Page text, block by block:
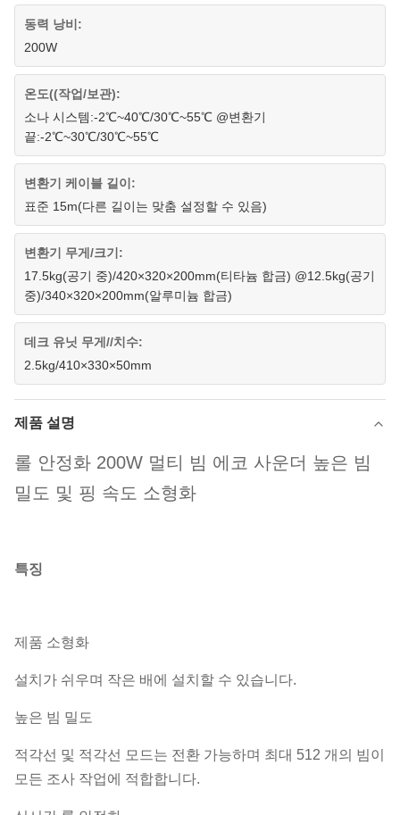
동력 낭비:
200W
온도((작업/보관):
소나 시스템:-2℃~40℃/30℃~55℃ @변환기
끝:-2℃~30℃/30℃~55℃
변환기 케이블 길이:
표준 15m(다른 길이는 맞춤 설정할 수 있음)
변환기 무게/크기:
17.5kg(공기 중)/420×320×200mm(티타늄 합금) @12.5kg(공기
중)/340×320×200mm(알루미늄 합금)
데크 유닛 무게//치수:
2.5kg/410×330×50mm
제품 설명
롤 안정화 200W 멀티 빔 에코 사운더 높은 빔
밀도 및 핑 속도 소형화
특징
제품 소형화
설치가 쉬우며 작은 배에 설치할 수 있습니다.
높은 빔 밀도
적각선 및 적각선 모드는 전환 가능하며 최대 512 개의 빔이
모든 조사 작업에 적합합니다.